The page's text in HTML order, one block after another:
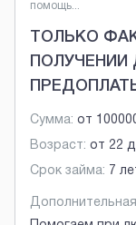
помощь...
ТОЛЬКО
Сумма: от
Возраст: от 22
Срок займа: 7